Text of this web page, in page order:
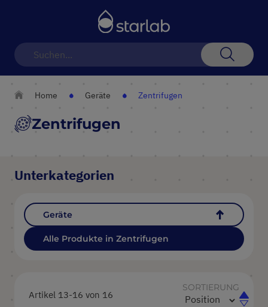
Home Geräte Zentrifugen
Zentrifugen
Artikel 13-16 von 16
SORTIERUNG
In
In
Unterkategorien
Geräte
Alle Produkte in Zentrifugen